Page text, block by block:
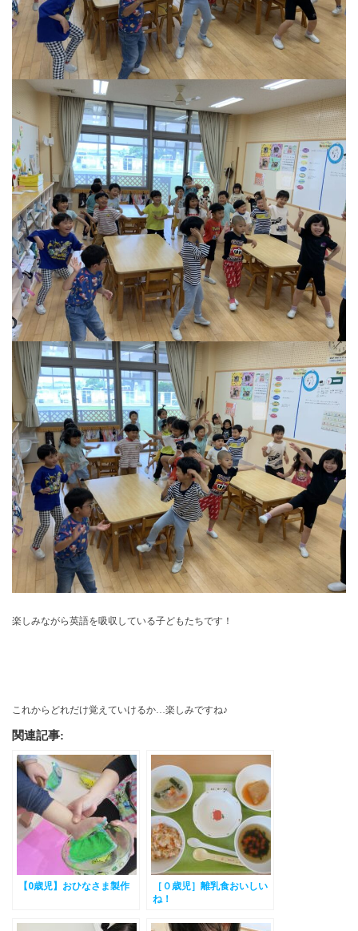
楽しみながら英語を吸収している子どもたちです！
これからどれだけ覚えていけるか…楽しみですね♪
関連記事:
【0歳児】おひなさま製作
［０歳児］離乳食おいしい
ね！